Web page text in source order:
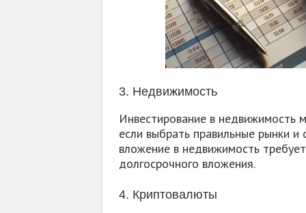
3. Недвижимость
Инвестирование в
если выбрать правильные рынки
вложение в недвижимость
долгосрочного вложения.
4. Криптовалюты